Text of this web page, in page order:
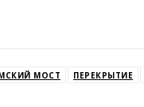
МОСТ ПЕРЕКРЫТИЕ